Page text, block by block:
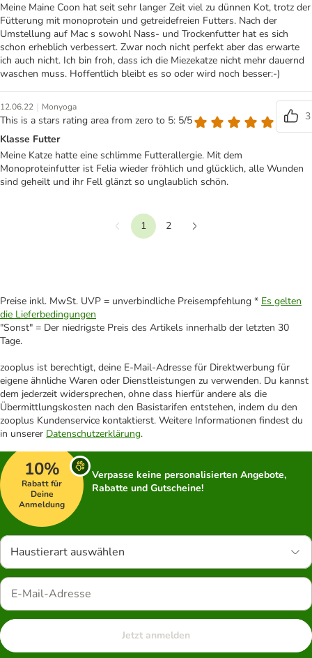
Meine Maine Coon hat seit sehr langer Zeit viel zu dünnen Kot, trotz der
Fütterung mit monoprotein und getreidefreien Futters. Nach der
Umstellung auf Mac s sowohl Nass- und Trockenfutter hat es sich
schon erheblich verbessert. Zwar noch nicht perfekt aber das erwarte
ich auch nicht. Ich bin froh, dass ich die Miezekatze nicht mehr dauernd
waschen muss. Hoffentlich bleibt es so oder wird noch besser:-)
12.06.22 | Monyoga
This is a stars rating area from zero to 5: 5/5
3
Klasse Futter
Meine Katze hatte eine schlimme Futterallergie. Mit dem
Monoproteinfutter ist Felia wieder fröhlich und glücklich, alle Wunden
sind geheilt und ihr Fell glänzt so unglaublich schön.
Vorherige
1
2
Preise inkl. MwSt. UVP = unverbindliche Preisempfehlung * Es gelten
die Lieferbedingungen
"Sonst" = Der niedrigste Preis des Artikels innerhalb der letzten 30
Tage.
zooplus ist berechtigt, deine E-Mail-Adresse für Direktwerbung für
eigene ähnliche Waren oder Dienstleistungen zu verwenden. Du kannst
dem jederzeit widersprechen, ohne dass hierfür andere als die
Übermittlungskosten nach den Basistarifen entstehen, indem du den
zooplus Kundenservice kontaktierst. Weitere Informationen findest du
in unserer Datenschutzerklärung.
10%
Rabatt für
Deine
Anmeldung
Verpasse keine personalisierten Angebote,
Rabatte und Gutscheine!
Haustierart auswählen
Jetzt anmelden